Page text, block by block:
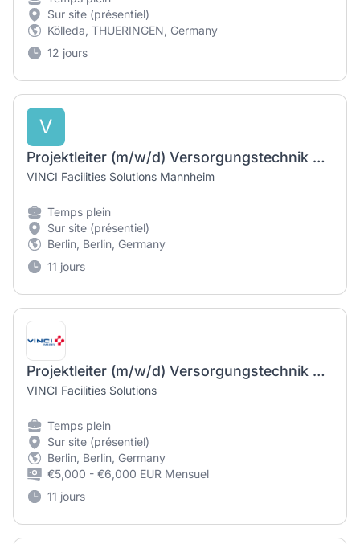
Sur site (présentiel)
Kölleda, THUERINGEN, Germany
12 jours
V
Projektleiter (m/w/d) Versorgungstechnik & technisches Facility Management
VINCI Facilities Solutions Mannheim
Temps plein
Sur site (présentiel)
Berlin, Berlin, Germany
11 jours
Projektleiter (m/w/d) Versorgungstechnik & technisches Facility Management
VINCI Facilities Solutions
Temps plein
Sur site (présentiel)
Berlin, Berlin, Germany
€5,000 - €6,000 EUR Mensuel
11 jours